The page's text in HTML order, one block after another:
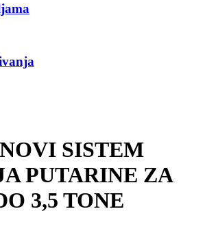
SISTEM
PUTARINE ZA
3,5 TONE